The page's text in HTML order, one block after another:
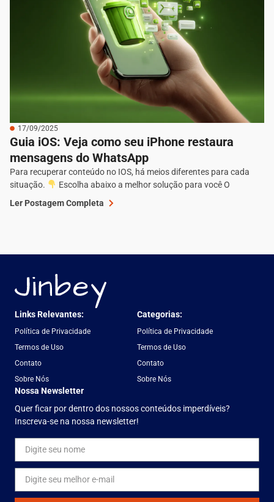
17/09/2025
Guia iOS: Veja como seu iPhone restaura
mensagens do WhatsApp
Para recuperar conteúdo no IOS, há meios diferentes para cada
situação.
Escolha abaixo a melhor solução para você O
Ler Postagem Completa
Links Relevantes:
Política de Privacidade
Termos de Uso
Contato
Sobre Nós
Categorias:
Política de Privacidade
Termos de Uso
Contato
Sobre Nós
Nossa Newsletter
Quer ficar por dentro dos nossos conteúdos imperdíveis?
Inscreva-se na nossa newsletter!